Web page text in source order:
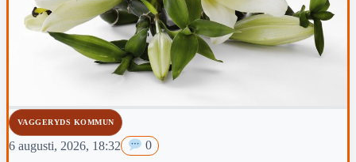
VAGGERYDS KOMMUN
6 augusti, 2026, 18:32 0